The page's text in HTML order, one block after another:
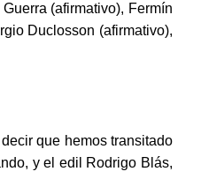
(afirmativo), Fermín
Duclosson (afirmativo),
que hemos transitado
y el edil Rodrigo Blás,